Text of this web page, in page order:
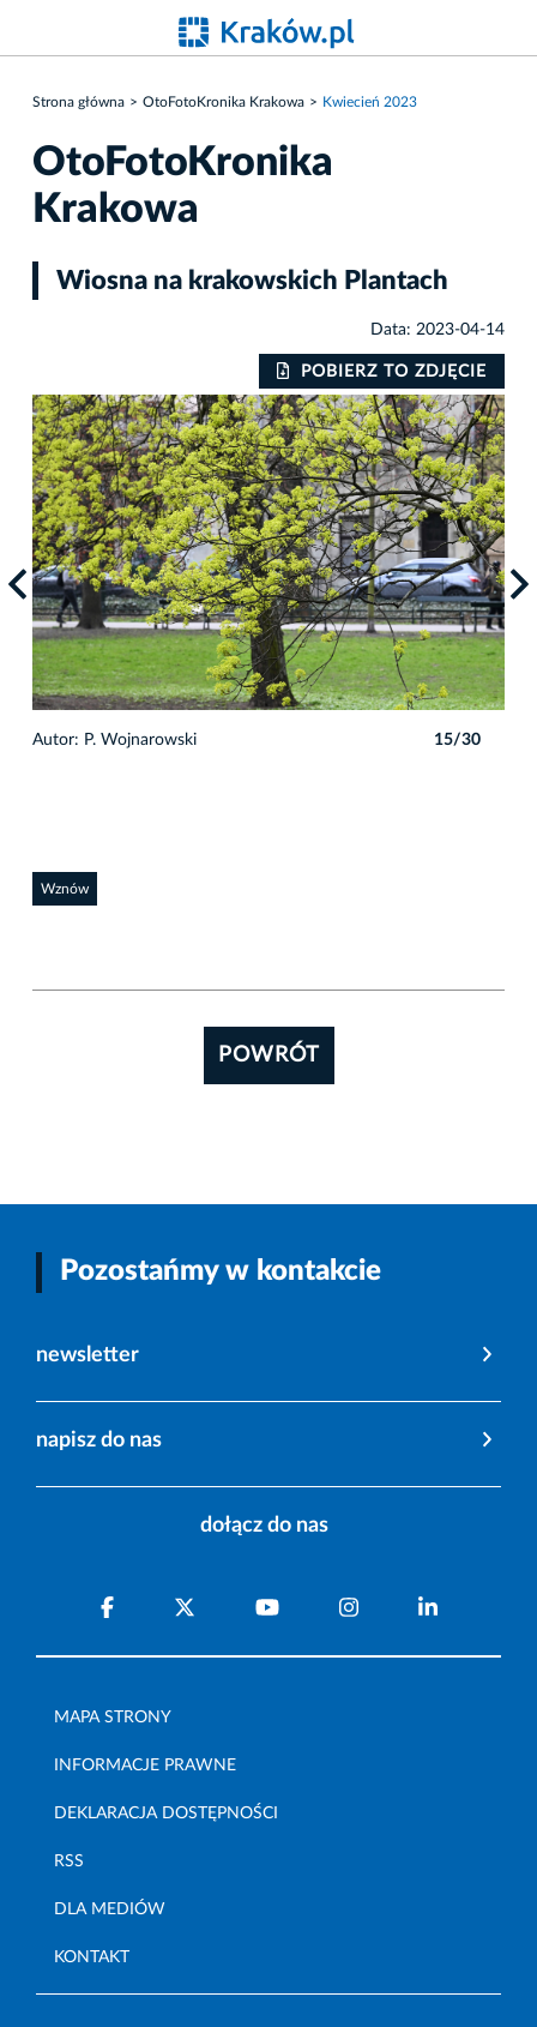
Strona główna OtoFotoKronika Krakowa Kwiecień 2023
OtoFotoKronika
Krakowa
Wiosna na krakowskich Plantach
Data: 2023-04-14
POBIERZ TO ZDJĘCIE
Autor: P. Wojnarowski 15/30
Wznów
POWRÓT
Pozostańmy w kontakcie
newsletter
napisz do nas
dołącz do nas
MAPA STRONY
INFORMACJE PRAWNE
DEKLARACJA DOSTĘPNOŚCI
RSS
DLA MEDIÓW
KONTAKT